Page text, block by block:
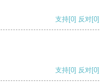
支持[0] 反对[0]
支持[0] 反对[0]